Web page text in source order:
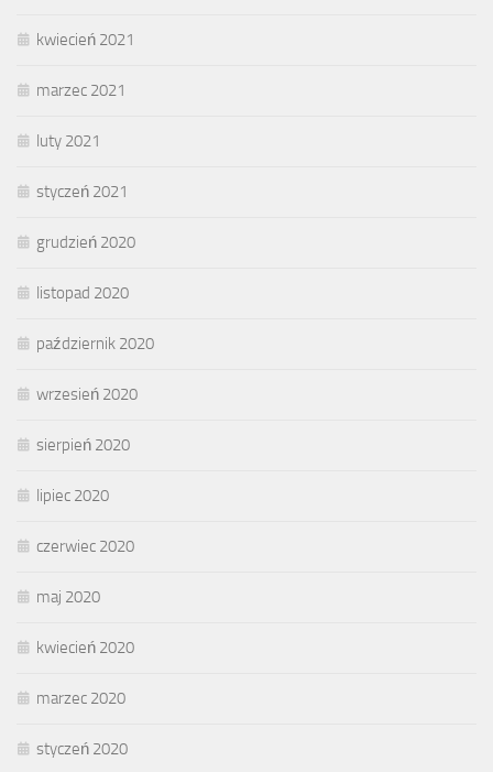
kwiecień 2021
marzec 2021
luty 2021
styczeń 2021
grudzień 2020
listopad 2020
październik 2020
wrzesień 2020
sierpień 2020
lipiec 2020
czerwiec 2020
maj 2020
kwiecień 2020
marzec 2020
styczeń 2020